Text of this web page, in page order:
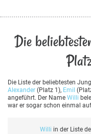
Die
Die Liste der beliebtesten
Alexander (Platz 1), Emil
angeführt. Der Name Willi
war er sogar schon einmal
Willi in der Liste